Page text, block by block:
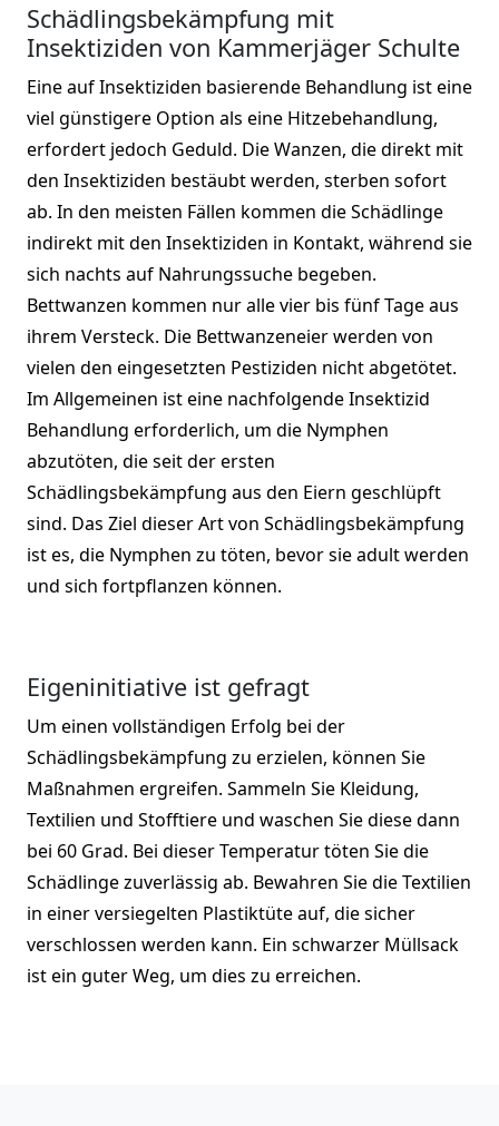
Schädlingsbekämpfung mit
Insektiziden von Kammerjäger Schulte
Eine auf Insektiziden basierende Behandlung ist eine
viel günstigere Option als eine Hitzebehandlung,
erfordert jedoch Geduld. Die Wanzen, die direkt mit
den Insektiziden bestäubt werden, sterben sofort
ab. In den meisten Fällen kommen die Schädlinge
indirekt mit den Insektiziden in Kontakt, während sie
sich nachts auf Nahrungssuche begeben.
Bettwanzen kommen nur alle vier bis fünf Tage aus
ihrem Versteck. Die Bettwanzeneier werden von
vielen den eingesetzten Pestiziden nicht abgetötet.
Im Allgemeinen ist eine nachfolgende Insektizid
Behandlung erforderlich, um die Nymphen
abzutöten, die seit der ersten
Schädlingsbekämpfung aus den Eiern geschlüpft
sind. Das Ziel dieser Art von Schädlingsbekämpfung
ist es, die Nymphen zu töten, bevor sie adult werden
und sich fortpflanzen können.
Eigeninitiative ist gefragt
Um einen vollständigen Erfolg bei der
Schädlingsbekämpfung zu erzielen, können Sie
Maßnahmen ergreifen. Sammeln Sie Kleidung,
Textilien und Stofftiere und waschen Sie diese dann
bei 60 Grad. Bei dieser Temperatur töten Sie die
Schädlinge zuverlässig ab. Bewahren Sie die Textilien
in einer versiegelten Plastiktüte auf, die sicher
verschlossen werden kann. Ein schwarzer Müllsack
ist ein guter Weg, um dies zu erreichen.